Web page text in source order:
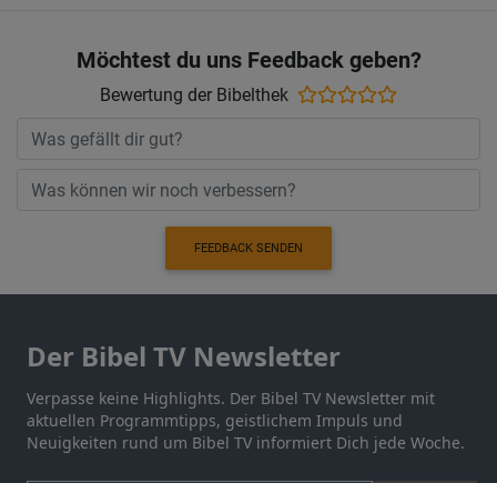
Möchtest du uns Feedback geben?
Bewertung der Bibelthek
FEEDBACK SENDEN
Der Bibel TV Newsletter
Verpasse keine Highlights. Der Bibel TV Newsletter mit
aktuellen Programmtipps, geistlichem Impuls und
Neuigkeiten rund um Bibel TV informiert Dich jede Woche.